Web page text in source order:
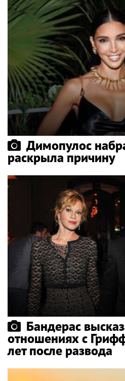
Димопулос
раскрыла причину
Бандерас
отношениях с
лет после развода